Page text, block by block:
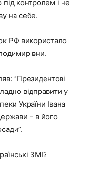
контролем і не
на себе.
РФ використало
“Президентові
відправити у
України Івана
– в його
ЗМІ?